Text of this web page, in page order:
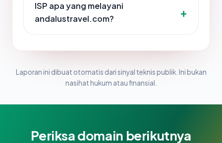
ISP apa yang melayani
andalustravel.com?
Laporan ini dibuat otomatis dari sinyal teknis publik. Ini bukan
nasihat hukum atau finansial.
Periksa domain berikutnya